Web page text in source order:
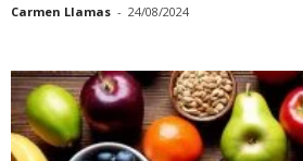
Carmen Llamas - 24/08/2024